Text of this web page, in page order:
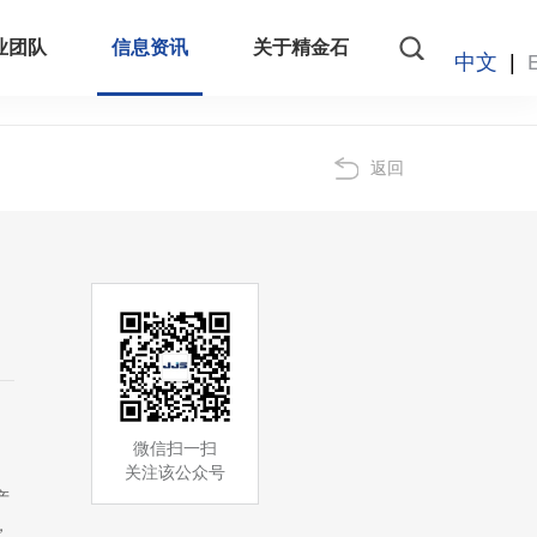
团队 信息资讯 关于精金石
中文
返回
微信扫一扫
关注该公众号